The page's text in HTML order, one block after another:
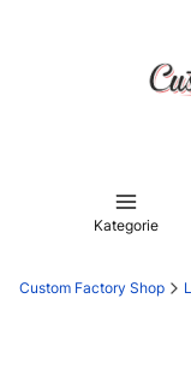
Kategorie
Custom Factory Shop